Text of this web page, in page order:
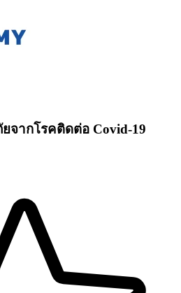
จากโรคติดต่อ Covid-19